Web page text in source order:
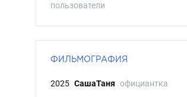
пользователи
ФИЛЬМОГРАФИЯ
2025 СашаТаня официантка